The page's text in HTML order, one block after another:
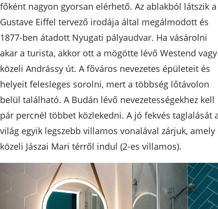
főként nagyon gyorsan elérhető. Az ablakból látszik a
Gustave Eiffel tervező irodája által megálmodott és
1877-ben átadott Nyugati pályaudvar. Ha vásárolni
akar a turista, akkor ott a mögötte lévő Westend
közeli Andrássy út. A főváros nevezetes épületeit és
helyeit felesleges sorolni, mert a többség lőtávolon
belül található. A Budán lévő nevezetességekhez kell
pár percnél többet közlekedni. A jó fekvés taglalását
világ egyik legszebb villamos vonalával zárjuk, amely
közeli Jászai Mari térről indul (2-es villamos).